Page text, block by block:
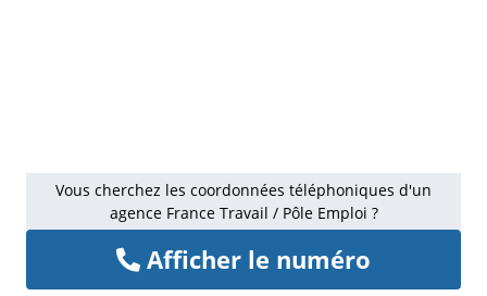
Vous cherchez les coordonnées téléphoniques d'un
agence France Travail / Pôle Emploi ?
Afficher le numéro